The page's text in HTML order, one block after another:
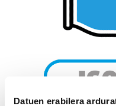
Datuen erabilera